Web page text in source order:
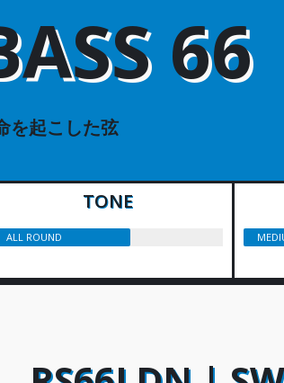
66
を起こした弦
TONE
ALL ROUND